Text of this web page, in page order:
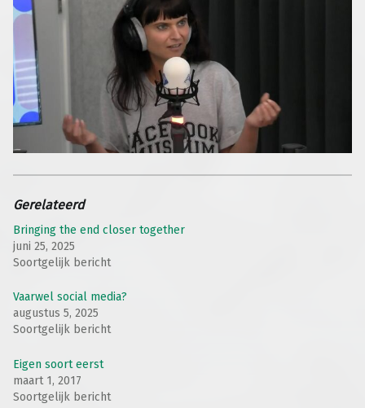
Gerelateerd
Bringing the end closer together
juni 25, 2025
Soortgelijk bericht
Vaarwel social media?
augustus 5, 2025
Soortgelijk bericht
Eigen soort eerst
maart 1, 2017
Soortgelijk bericht